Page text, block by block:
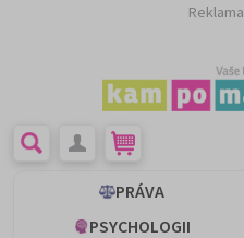
Reklama
PRÁVA
PSYCHOLOGII